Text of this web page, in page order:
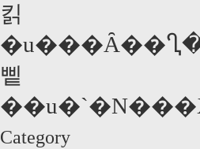
킭
삩
Category